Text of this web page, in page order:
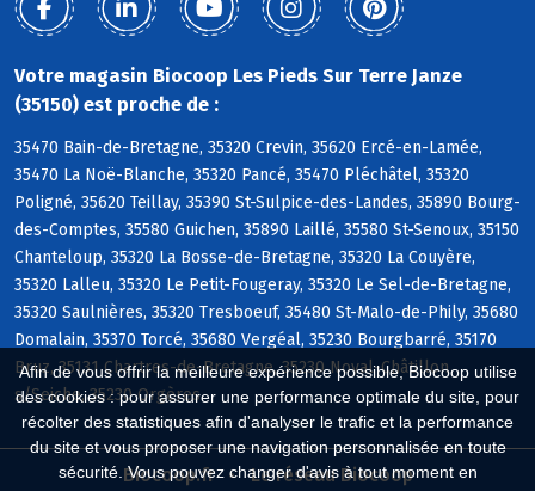
Afin de vous offrir la meilleure expérience possible, Biocoop utilise
des cookies : pour assurer une performance optimale du site, pour
récolter des statistiques afin d'analyser le trafic et la performance
du site et vous proposer une navigation personnalisée en toute
sécurité. Vous pouvez changer d'avis à tout moment en
Votre magasin Biocoop Les Pieds Sur Terre Janze
(35150) est proche de :
35470 Bain-de-Bretagne, 35320 Crevin, 35620 Ercé-en-Lamée,
35470 La Noë-Blanche, 35320 Pancé, 35470 Pléchâtel, 35320
Poligné, 35620 Teillay, 35390 St-Sulpice-des-Landes, 35890 Bourg-
des-Comptes, 35580 Guichen, 35890 Laillé, 35580 St-Senoux, 35150
Chanteloup, 35320 La Bosse-de-Bretagne, 35320 La Couyère,
35320 Lalleu, 35320 Le Petit-Fougeray, 35320 Le Sel-de-Bretagne,
35320 Saulnières, 35320 Tresboeuf, 35480 St-Malo-de-Phily, 35680
Domalain, 35370 Torcé, 35680 Vergéal, 35230 Bourgbarré, 35170
Bruz, 35131 Chartres-de-Bretagne, 35230 Noyal-Châtillon
s/Seiche, 35230 Orgères
Biocoop.fr Le réseau Biocoop